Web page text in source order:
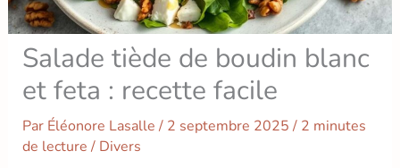
Salade tiède de boudin blanc
et feta : recette facile
Par Éléonore Lasalle / 2 septembre 2025 / 2 minutes
de lecture / Divers